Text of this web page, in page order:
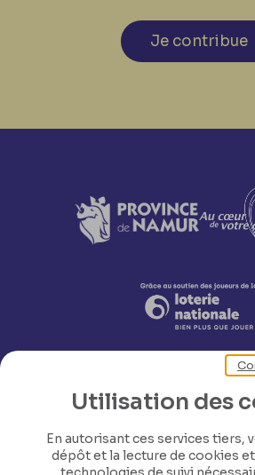
Je contribue
Nos coordonnées
Utilisation des
En autorisant ces services tiers,
dépôt et la lecture de cookies